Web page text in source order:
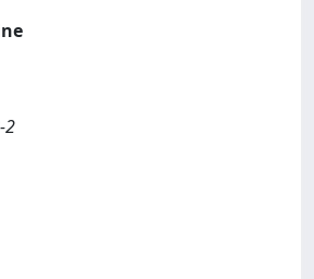
2